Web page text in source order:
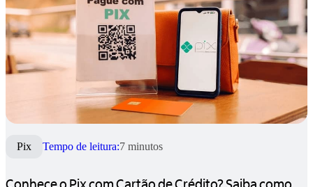
Pix Tempo de leitura:7 minutos
Conhece o Pix com Cartão de Crédito? Saiba como